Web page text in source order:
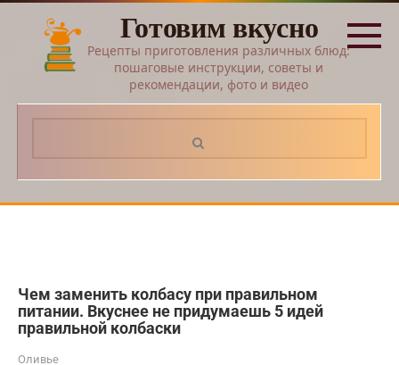
Перейти
контенту
Готовим вкусно
Рецепты приготовления различных блюд:
пошаговые инструкции, советы и
рекомендации, фото и видео
Чем заменить колбасу при правильном
питании. Вкуснее не придумаешь 5 идей
правильной колбаски
Оливье